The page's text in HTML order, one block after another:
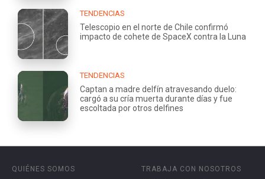
TENDENCIAS
Telescopio en el norte de Chile confirmó
impacto de cohete de SpaceX contra la Luna
TENDENCIAS
Captan a madre delfín atravesando duelo:
cargó a su cría muerta durante días y fue
escoltada por otros delfines
QUIÉNES SOMOS
TRABAJA CON NOSOTROS